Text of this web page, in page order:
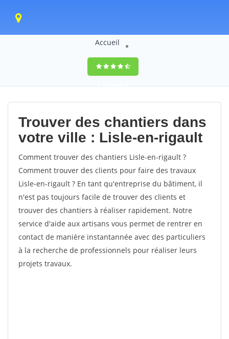
Accueil
9,5(100%)0
votes
Trouver des chantiers dans
votre ville : Lisle-en-rigault
Comment trouver des chantiers Lisle-en-rigault ?
Comment trouver des clients pour faire des travaux
Lisle-en-rigault ? En tant qu'entreprise du bâtiment, il
n'est pas toujours facile de trouver des clients et
trouver des chantiers à réaliser rapidement. Notre
service d'aide aux artisans vous permet de rentrer en
contact de manière instantannée avec des particuliers
à la recherche de professionnels pour réaliser leurs
projets travaux.